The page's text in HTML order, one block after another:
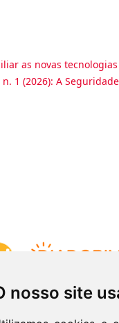
nosso site
as novas tecnologias
n. 1 (2026): A Seguridade